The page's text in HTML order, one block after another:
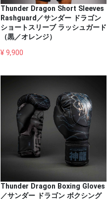
Thunder Dragon Short Sleeves
Rashguard／サンダー ドラゴン
ショートスリーブ ラッシュガード
（黒／オレンジ）
¥ 9,900
Thunder Dragon Boxing Gloves
／サンダー ドラゴン ボクシング